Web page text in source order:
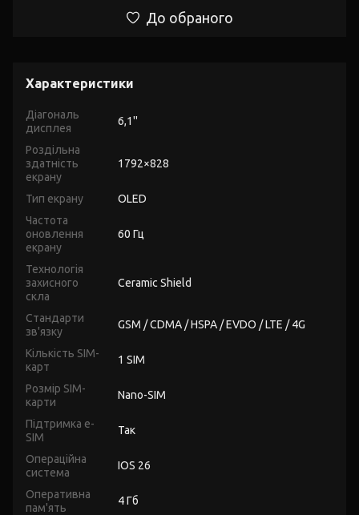
До обраного
Характеристики
Діагональ
дисплея
6,1''
Роздільна
здатність
екрану
1792×828
Тип екрану
OLED
Частота
оновлення
екрану
60 Гц
Технологія
захисного
скла
Ceramic Shield
Стандарти
зв'язку
GSM / CDMA / HSPA / EVDO / LTE / 4G
Кількість SIM-
карт
1 SIM
Розмір SIM-
карти
Nano-SIM
Підтримка e-
SIM
Так
Операційна
система
IOS 26
Оперативна
пам'ять
4 Гб